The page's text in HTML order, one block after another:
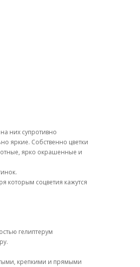
них супротивно
яркие. Собственно цветки
ярко окрашенные и
которым соцветия кажутся
гелиптерум
крепкими и прямыми